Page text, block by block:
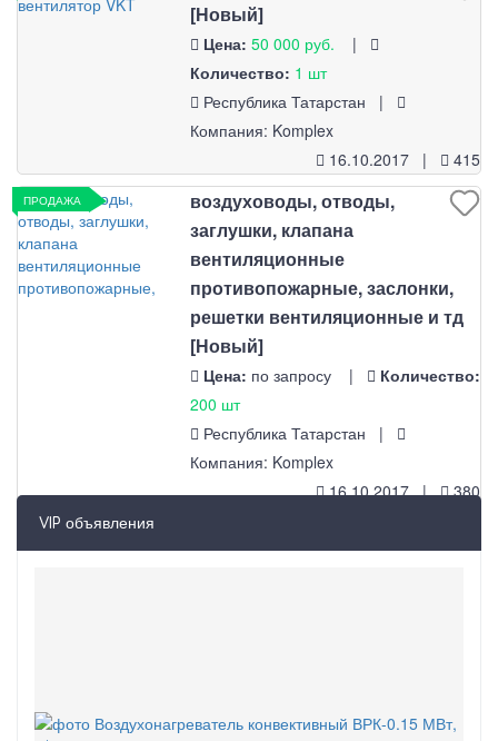
[Новый]
Цена: 50 000 руб. |
Количество: 1 шт
Республика Татарстан |
Компания: Komplex
16.10.2017 |
415
ПРОДАЖА
воздуховоды, отводы,
заглушки, клапана
вентиляционные
противопожарные, заслонки,
решетки вентиляционные и тд
[Новый]
Цена: по запросу |
Количество:
200 шт
Республика Татарстан |
Компания: Komplex
16.10.2017 | 380
VIP объявления